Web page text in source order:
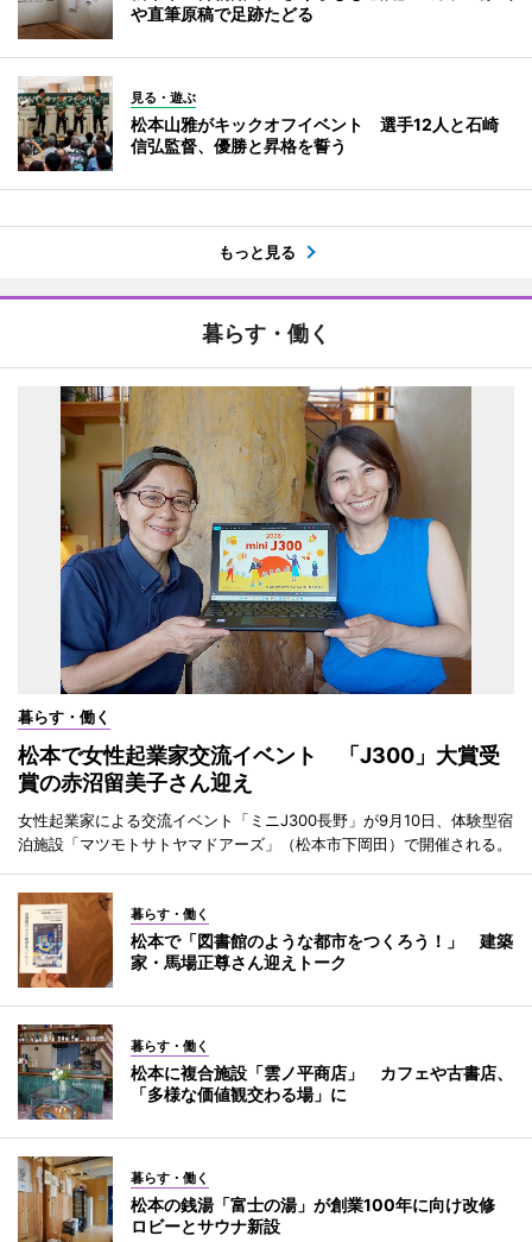
や直筆原稿で足跡たどる
見る・遊ぶ
松本山雅がキックオフイベント 選手12人と石崎
信弘監督、優勝と昇格を誓う
もっと見る
暮らす・働く
暮らす・働く
松本で女性起業家交流イベント 「J300」大賞受
賞の赤沼留美子さん迎え
女性起業家による交流イベント「ミニJ300長野」が9月10日、体験型宿
泊施設「マツモトサトヤマドアーズ」（松本市下岡田）で開催される。
暮らす・働く
松本で「図書館のような都市をつくろう！」 建築
家・馬場正尊さん迎えトーク
暮らす・働く
松本に複合施設「雲ノ平商店」 カフェや古書店、
「多様な価値観交わる場」に
暮らす・働く
松本の銭湯「富士の湯」が創業100年に向け改修
ロビーとサウナ新設